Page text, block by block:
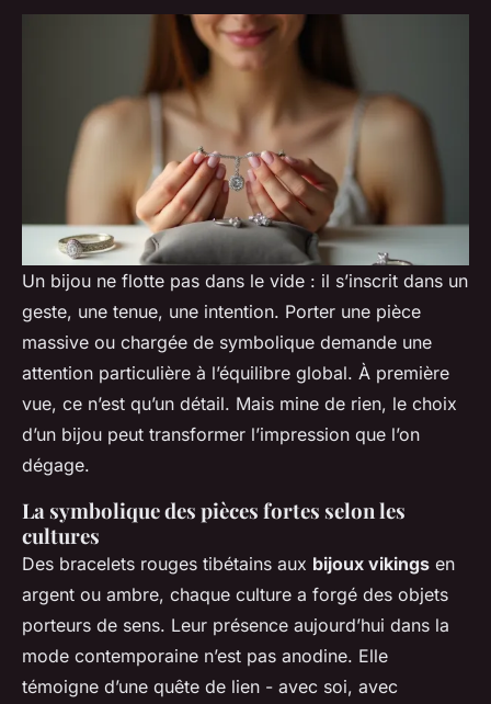
Un bijou ne flotte pas dans le vide : il s’inscrit dans un
geste, une tenue, une intention. Porter une pièce
massive ou chargée de symbolique demande une
attention particulière à l’équilibre global. À première
vue, ce n’est qu’un détail. Mais mine de rien, le choix
d’un bijou peut transformer l’impression que l’on
dégage.
La symbolique des pièces fortes selon les
cultures
Des bracelets rouges tibétains aux bijoux vikings en
argent ou ambre, chaque culture a forgé des objets
porteurs de sens. Leur présence aujourd’hui dans la
mode contemporaine n’est pas anodine. Elle
témoigne d’une quête de lien - avec soi, avec